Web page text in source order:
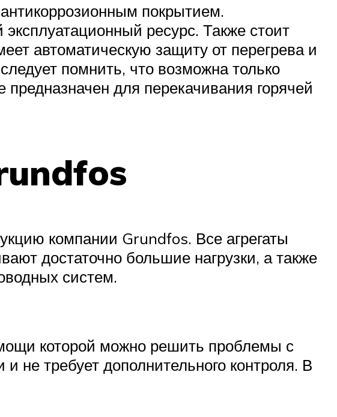
покрытием.
ресурс. Также стоит
автоматическую защиту от перегрева и
помнить, что возможна только
предназначен для перекачивания горячей
компании Grundfos. Все агрегаты
достаточно большие нагрузки, а также
систем.
которой можно решить проблемы с
не требует дополнительного контроля. В